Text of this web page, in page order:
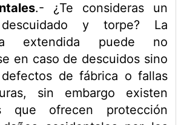
.- ¿Te consideras un
y torpe? La
extendida puede no
en caso de descuidos sino
de fábrica o fallas
sin embargo existen
que ofrecen protección